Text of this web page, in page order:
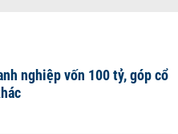
nghiệp vốn 100 tỷ, góp cổ